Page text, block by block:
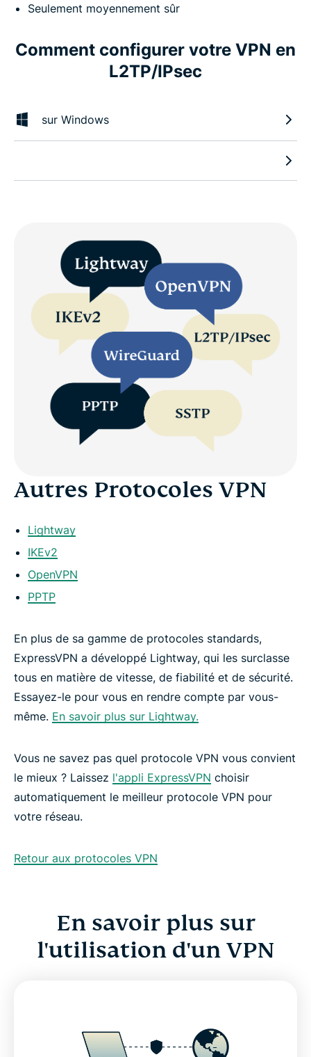
Seulement moyennement sûr
Comment configurer votre VPN en
L2TP/IPsec
sur Windows
Autres Protocoles VPN
Lightway
IKEv2
OpenVPN
PPTP
En plus de sa gamme de protocoles standards,
ExpressVPN a développé Lightway, qui les surclasse
tous en matière de vitesse, de fiabilité et de sécurité.
Essayez-le pour vous en rendre compte par vous-
même. En savoir plus sur Lightway.
Vous ne savez pas quel protocole VPN vous convient
le mieux ? Laissez l'appli ExpressVPN choisir
automatiquement le meilleur protocole VPN pour
votre réseau.
Retour aux protocoles VPN
En savoir plus sur
l'utilisation d'un VPN